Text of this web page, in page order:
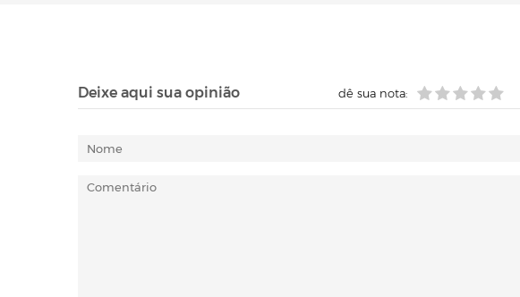
Deixe aqui sua opinião dê sua nota: